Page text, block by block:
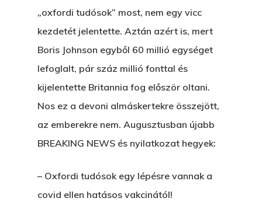
„oxfordi tudósok” most, nem egy vicc
kezdetét jelentette. Aztán azért is, mert
Boris Johnson egyből 60 millió egységet
lefoglalt, pár száz millió fonttal és
kijelentette Britannia fog először oltani.
Nos ez a devoni almáskertekre összejött,
az emberekre nem. Augusztusban újabb
BREAKING NEWS és nyilatkozat hegyek:
– Oxfordi tudósok egy lépésre vannak a
covid ellen hatásos vakcinától!